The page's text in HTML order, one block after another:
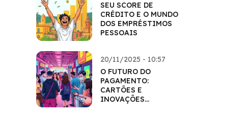
SEU SCORE DE
CRÉDITO E O MUNDO
DOS EMPRÉSTIMOS
PESSOAIS
20/11/2025 - 10:57
O FUTURO DO
PAGAMENTO:
CARTÕES E
INOVAÇÕES